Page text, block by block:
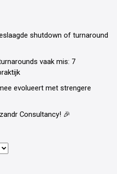
shutdown of turnaround
vaak mis: 7
evolueert met strengere
Consultancy! 🎉